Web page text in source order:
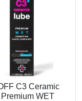
C3 Ceramic
Premium WET